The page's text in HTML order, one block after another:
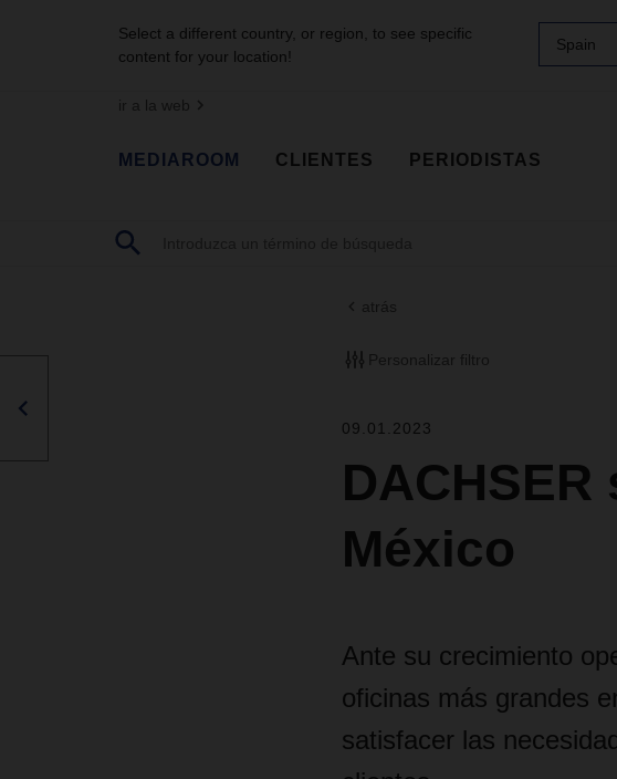
Select a different country, or region, to see specific
content for your location!
Spain
ir a la web
MEDIAROOM CLIENTES PERIODISTAS
atrás
Personalizar filtro
09.01.2023
México
Ante su crecimiento
oficinas más grandes
satisfacer las